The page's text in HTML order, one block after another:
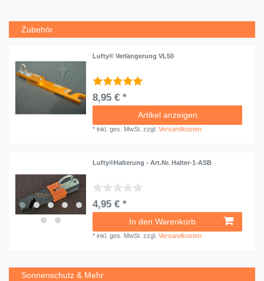
Zubehör
Lufty® Verlängerung VL50
8,95 € *
Artikel anzeigen
*inkl. ges. MwSt. zzgl.Versandkosten
Lufty®Halterung - Art.Nr. Halter-1-ASB
4,95 € *
In den Warenkorb
*inkl. ges. MwSt. zzgl.Versandkosten
Sonnenschutz & Mehr